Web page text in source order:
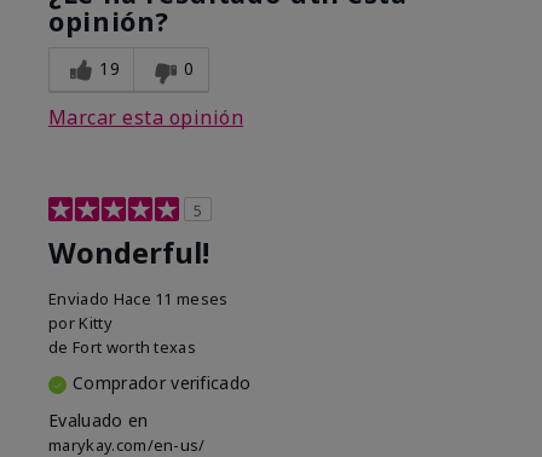
opinión?
19 0
Marcar esta opinión
5
Wonderful!
Enviado Hace 11 meses
por Kitty
de Fort worth texas
Comprador verificado
Evaluado en
marykay.com/en-us/